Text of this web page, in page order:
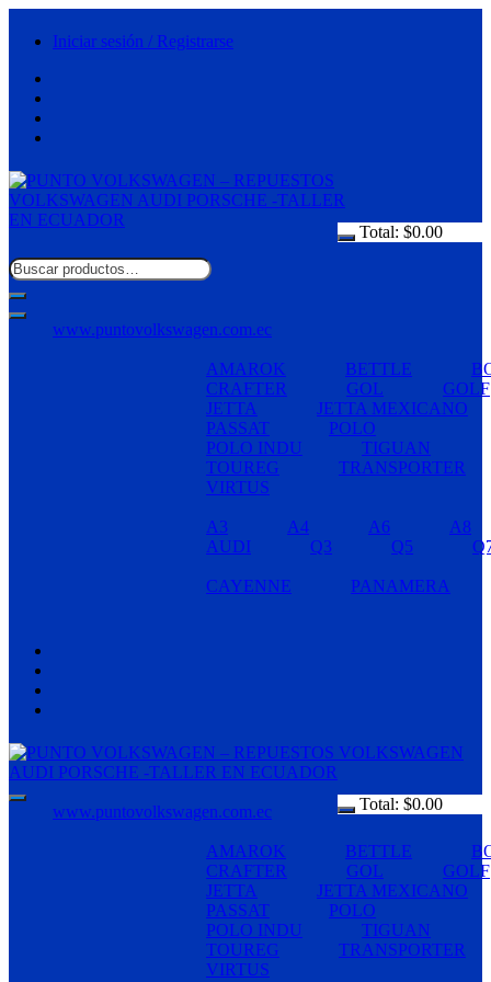
Iniciar sesión / Registrarse
Total: $0.00
www.puntovolkswagen.com.ec
AMAROK BETTLE
CRAFTER
GOL
GOLF
JETTA
JETTA MEXICANO
PASSAT
POLO
POLO INDU
TIGUAN
TOUREG
TRANSPORTER
VIRTUS
A3 A4 A6
A8
AUDI
Q3 Q5
CAYENNE PANAMERA
Total: $0.00
www.puntovolkswagen.com.ec
AMAROK BETTLE
CRAFTER
GOL
GOLF
JETTA
JETTA MEXICANO
PASSAT
POLO
POLO INDU
TIGUAN
TOUREG
TRANSPORTER
VIRTUS